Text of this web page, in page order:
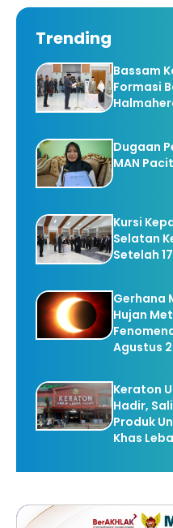
Trending
Bassam
Formasi
Dugaan
MAN
Kursi
Selatan
Setelah
Gerhana
Hujan
Agustus
Keraton
Hadir,
Produk
Khas